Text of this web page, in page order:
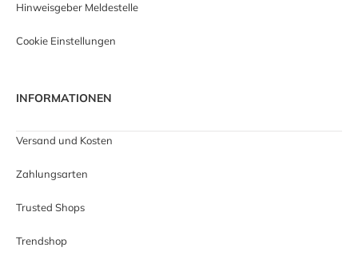
Hinweisgeber Meldestelle
Cookie Einstellungen
INFORMATIONEN
Versand und Kosten
Zahlungsarten
Trusted Shops
Trendshop